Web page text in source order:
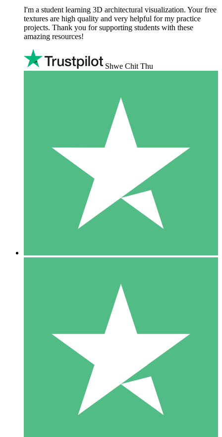
I'm a student learning 3D architectural visualization. Your free
textures are high quality and very helpful for my practice
projects. Thank you for supporting students with these
amazing resources!
Shwe Chit Thu